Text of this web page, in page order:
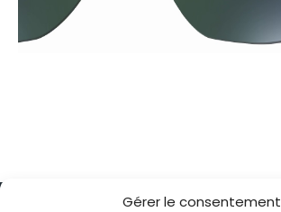
Gérer le consentement